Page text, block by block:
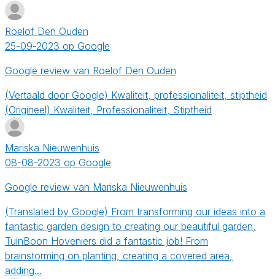
Roelof Den Ouden
25-09-2023 op Google
Google review van Roelof Den Ouden
(Vertaald door Google) Kwaliteit, professionaliteit, stiptheid
(Origineel) Kwaliteit, Professionaliteit, Stiptheid
Mariska Nieuwenhuis
08-08-2023 op Google
Google review van Mariska Nieuwenhuis
(Translated by Google) From transforming our ideas into a
fantastic garden design to creating our beautiful garden,
TuinBoon Hoveniers did a fantastic job! From
brainstorming on planting, creating a covered area,
adding…